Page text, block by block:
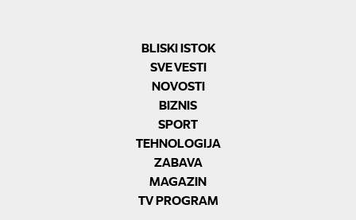
BLISKI ISTOK
SVE VESTI
NOVOSTI
BIZNIS
SPORT
TEHNOLOGIJA
ZABAVA
MAGAZIN
TV PROGRAM